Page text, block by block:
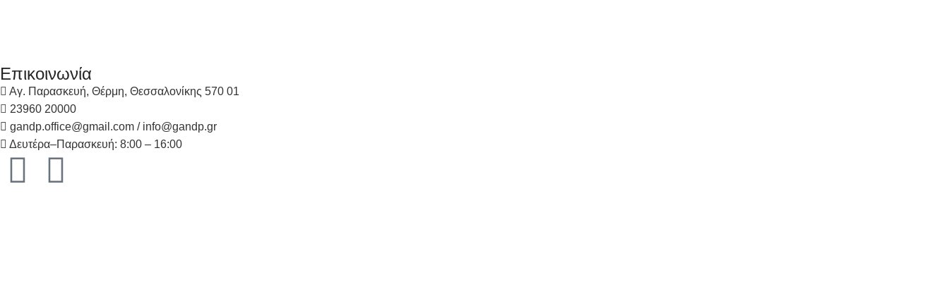
Επικοινωνία
Αγ. Παρασκευή, Θέρμη, Θεσσαλονίκης 570 01
23960 20000
gandp.office@gmail.com / info@gandp.gr
Δευτέρα–Παρασκευή: 8:00 – 16:00